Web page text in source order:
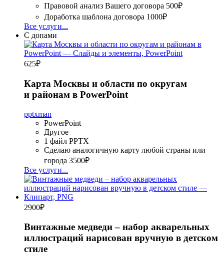
Правовой анализ Вашего договора 500₽
Доработка шаблона договора 1000₽
Все услуги...
С допами
625₽
Карта Москвы и области по округам
и районам в PowerPoint
pptxman
PowerPoint
Другое
1 файл PPTX
Сделаю аналогичную карту любой страны или
города 3500₽
Все услуги...
2900₽
Винтажные медведи – набор акварельных
иллюстраций нарисован вручную в детском
стиле